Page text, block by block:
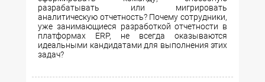
разрабатывать или мигрировать
аналитическую отчетность? Почему сотрудники,
уже занимающиеся разработкой отчетности в
платформах ERP, не всегда оказываются
идеальными кандидатами для выполнения этих
задач?